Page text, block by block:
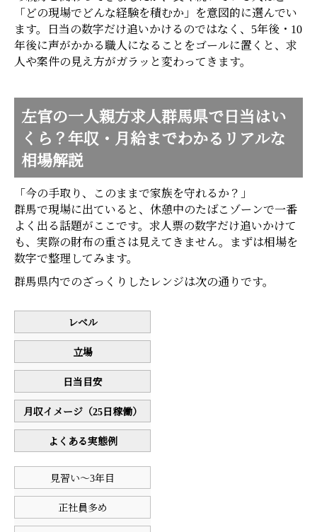
「どの現場でどんな経験を積むか」を意図的に選んでい
ます。日当の数字だけ追いかけるのではなく、5年後・10
年後に声がかかる職人になることをゴールに置くと、求
人や案件の見え方がガラッと変わってきます。
左官の一人親方求人群馬県で日当はい
くら？年収・月給までわかるリアルな
相場解説
「今の手取り、このままで家族を守れるか？」
群馬で現場に出ていると、休憩中のたばこゾーンで一番
よく出る話題がここです。求人票の数字だけ追いかけて
も、実際の財布の重さは見えてきません。まずは相場を
数字で整理してみます。
群馬県内でのざっくりしたレンジは次の通りです。
レベル
立場
日当目安
月収イメージ（25日稼働）
よくある実態例
見習い〜3年目
正社員多め